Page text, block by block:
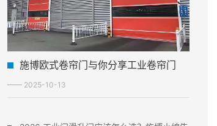
施博欧式卷帘门与你分享工业卷帘门
—— 2025-10-13